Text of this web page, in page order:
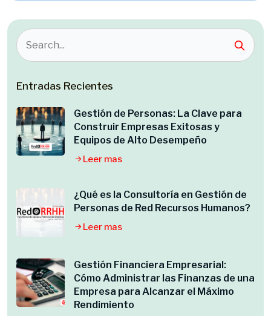
Entradas Recientes
Gestión de Personas: La Clave para
Construir Empresas Exitosas y
Equipos de Alto Desempeño
Leer mas
¿Qué es la Consultoría en Gestión de
Personas de Red Recursos Humanos?
Leer mas
Gestión Financiera Empresarial:
Cómo Administrar las Finanzas de una
Empresa para Alcanzar el Máximo
Rendimiento